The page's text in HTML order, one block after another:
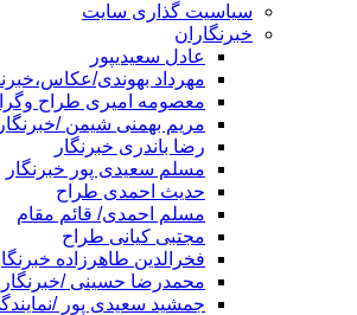
سیاسیت گذاری سایت
خبرنگاران
عادل سعیدیپور
مهرداد بهوندی/
معصومه امیری طراح
مریم بهمنی شیمن /خبرنگار
رضا باندری خبرنگار
مسلم سعیدی پور خبرنگار
حدیث احمدی طراح
مسلم احمدی/ قائم مقام
مجتبی کیانی طراح
فخرالدین طاهرزاده
محمدرضا حسینی /
جمشید سعیدی پور /